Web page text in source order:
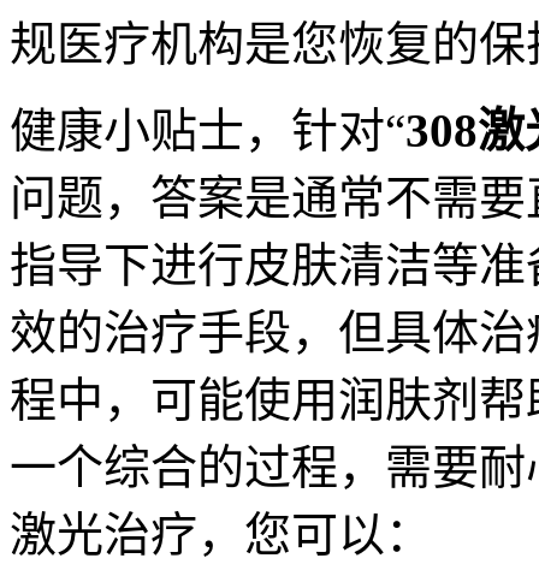
规医疗机构是您恢复的保
健康小贴士，针对“308
问题，答案是通常不需
指导下进行皮肤清洁等
效的治疗手段，但具体
程中，可能使用润肤剂
一个综合的过程，需要
激光治疗，您可以：